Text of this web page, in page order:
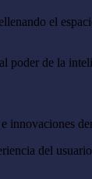
el
poder de la
innovaciones
del